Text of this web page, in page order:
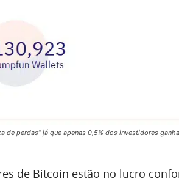
de perdas” já que apenas 0,5% dos investidores
de Bitcoin estão no lucro